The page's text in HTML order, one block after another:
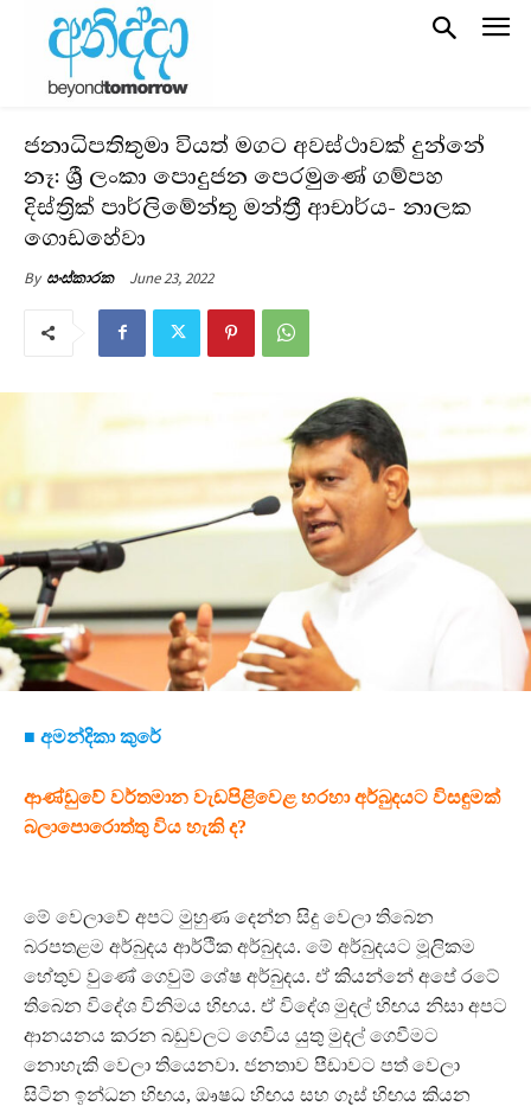
ජනාධිපතිතුමා වියත් මගට අවස්ථාවක් දුන්නේ
නෑ: ශ්‍රී ලංකා පොදුජන පෙරමුණේ ගම්පහ
දිස්ත්‍රික් පාර්ලිමේන්තු මන්ත්‍රී ආචාර්ය- නාලක
ගොඩහේවා
By සංස්කාරක June 23, 2022
■ අමන්දිකා කුරේ
ආණ්ඩුවේ වර්තමාන වැඩපිළිවෙළ හරහා අර්බුදයට විසඳුමක්
බලාපොරොත්තු විය හැකි ද?
මේ වෙලාවේ අපට මුහුණ දෙන්න සිදු වෙලා තිබෙන
බරපතළම අර්බුදය ආර්ථික අර්බුදය. මේ අර්බුදයට මූලිකම
හේතුව වුණේ ගෙවුම් ශේෂ අර්බුදය. ඒ කියන්නේ අපේ රටේ
තිබෙන විදේශ විනිමය හිඟය. ඒ විදේශ මුදල් හිඟය නිසා අපට
ආනයනය කරන බඩුවලට ගෙවිය යුතු මුදල් ගෙවීමට
නොහැකි වෙලා තියෙනවා. ජනතාව පීඩාවට පත් වෙලා
සිටින ඉන්ධන හිඟය, ඖෂධ හිඟය සහ ගෑස් හිඟය කියන